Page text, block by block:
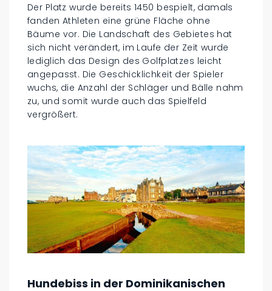
Der Platz wurde bereits 1450 bespielt, damals
fanden Athleten eine grüne Fläche ohne
Bäume vor. Die Landschaft des Gebietes hat
sich nicht verändert, im Laufe der Zeit wurde
lediglich das Design des Golfplatzes leicht
angepasst. Die Geschicklichkeit der Spieler
wuchs, die Anzahl der Schläger und Bälle nahm
zu, und somit wurde auch das Spielfeld
vergrößert.
Hundebiss in der Dominikanischen